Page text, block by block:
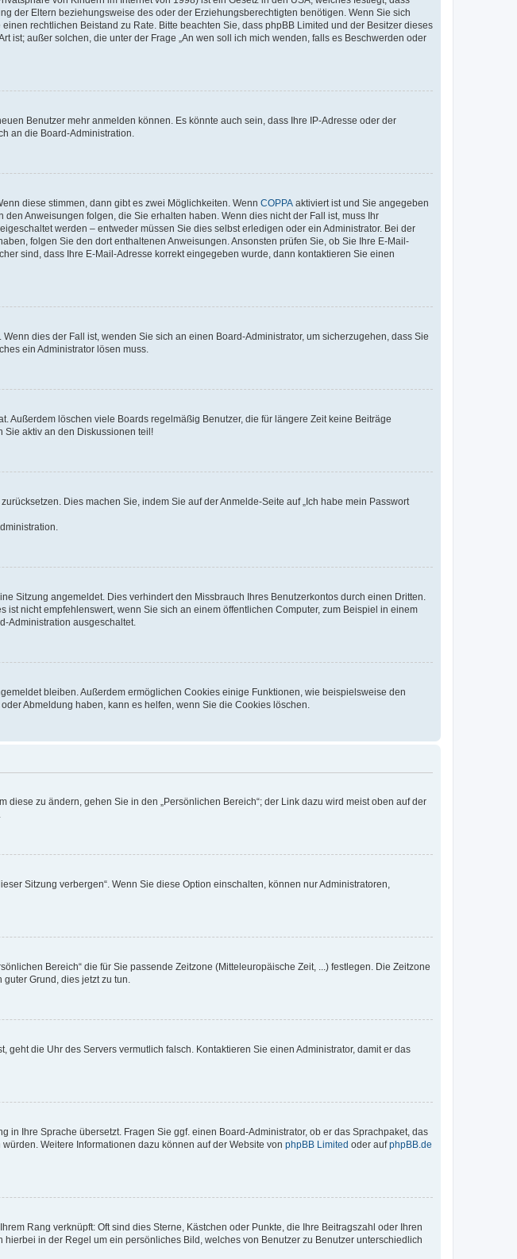
der Eltern beziehungsweise des oder der Erziehungsberechtigten benötigen. Wenn Sie sich
rechtlichen Beistand zu Rate. Bitte beachten Sie, dass phpBB Limited und der Besitzer dieses
außer solchen, die unter der Frage „An wen soll ich mich wenden, falls es Beschwerden oder
Benutzer mehr anmelden können. Es könnte auch sein, dass Ihre IP-Adresse oder der
an die Board-Administration.
diese stimmen, dann gibt es zwei Möglichkeiten. Wenn COPPA aktiviert ist und Sie angegeben
Anweisungen folgen, die Sie erhalten haben. Wenn dies nicht der Fall ist, muss Ihr
werden – entweder müssen Sie dies selbst erledigen oder ein Administrator. Bei der
folgen Sie den dort enthaltenen Anweisungen. Ansonsten prüfen Sie, ob Sie Ihre E-Mail-
sind, dass Ihre E-Mail-Adresse korrekt eingegeben wurde, dann kontaktieren Sie einen
dies der Fall ist, wenden Sie sich an einen Board-Administrator, um sicherzugehen, dass Sie
ein Administrator lösen muss.
Außerdem löschen viele Boards regelmäßig Benutzer, die für längere Zeit keine Beiträge
Sie aktiv an den Diskussionen teil!
Dies machen Sie, indem Sie auf der Anmelde-Seite auf „Ich habe mein Passwort
Sitzung angemeldet. Dies verhindert den Missbrauch Ihres Benutzerkontos durch einen Dritten.
nicht empfehlenswert, wenn Sie sich an einem öffentlichen Computer, zum Beispiel in einem
Administration ausgeschaltet.
bleiben. Außerdem ermöglichen Cookies einige Funktionen, wie beispielsweise den
Abmeldung haben, kann es helfen, wenn Sie die Cookies löschen.
zu ändern, gehen Sie in den „Persönlichen Bereich“; der Link dazu wird meist oben auf der
Sitzung verbergen“. Wenn Sie diese Option einschalten, können nur Administratoren,
Bereich“ die für Sie passende Zeitzone (Mitteleuropäische Zeit, ...) festlegen. Die Zeitzone
Grund, dies jetzt zu tun.
die Uhr des Servers vermutlich falsch. Kontaktieren Sie einen Administrator, damit er das
Ihre Sprache übersetzt. Fragen Sie ggf. einen Board-Administrator, ob er das Sprachpaket, das
Weitere Informationen dazu können auf der Website von phpBB Limited oder aufphpBB.de
Rang verknüpft: Oft sind dies Sterne, Kästchen oder Punkte, die Ihre Beitragszahl oder Ihren
in der Regel um ein persönliches Bild, welches von Benutzer zu Benutzer unterschiedlich